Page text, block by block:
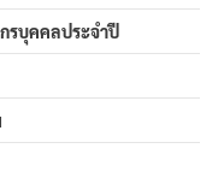
รบุคคลประจำปี